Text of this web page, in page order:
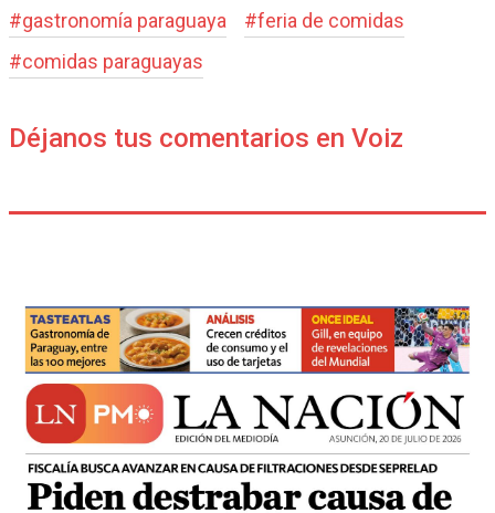
#gastronomía paraguaya #feria de comidas
#comidas paraguayas
Déjanos tus comentarios en Voiz